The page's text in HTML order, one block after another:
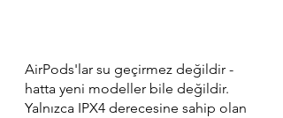
AirPods'lar su geçirmez değildir -
hatta yeni modeller bile değildir.
Yalnızca IPX4 derecesine sahip olan